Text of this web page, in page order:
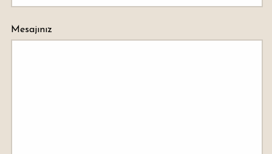
Mesajınız